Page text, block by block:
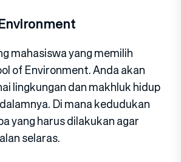
mahasiswa yang memilih
of Environment. Anda akan
lingkungan dan makhluk hidup
Di mana kedudukan
yang harus dilakukan agar
selaras.